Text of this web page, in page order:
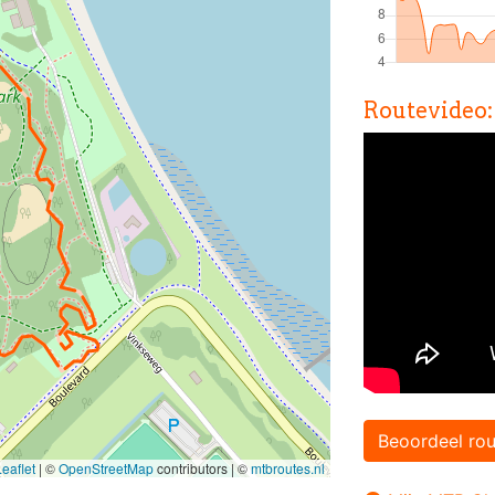
| ©OpenStreetMapcontributors | ©mtbroutes.nl
Routevideo:
Beoordeel